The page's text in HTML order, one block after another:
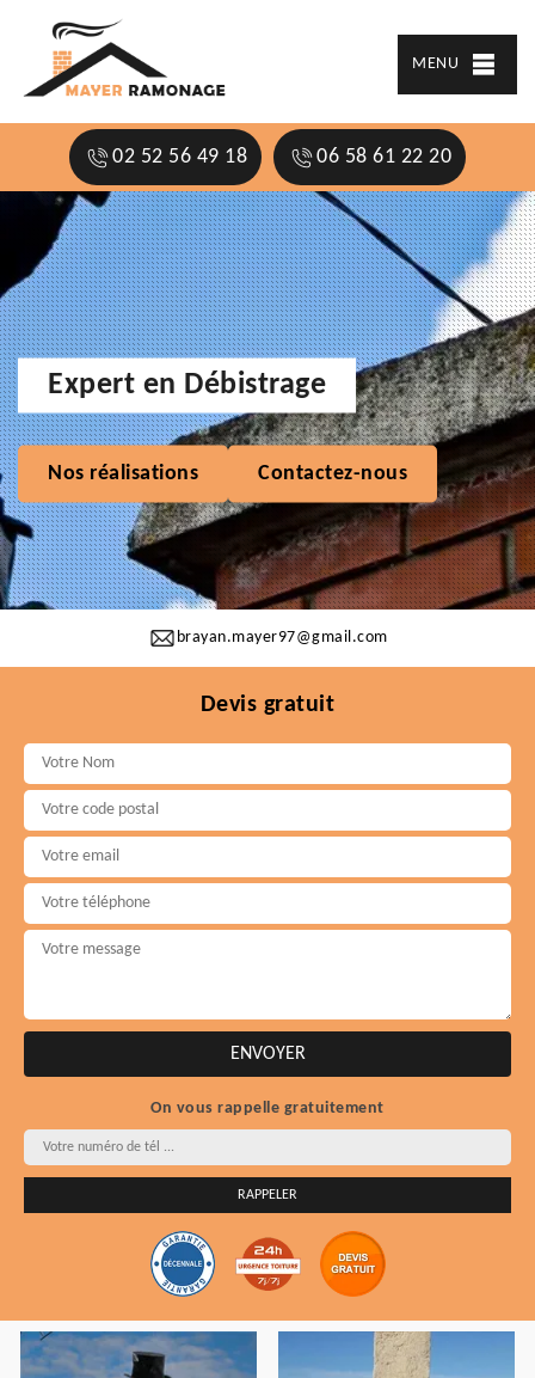
MENU
02 52 56 49 18 06 58 61 22 20
brayan.mayer97@gmail.com
Expert en Débistrage
Nos réalisations Contactez-nous
Devis gratuit
On vous rappelle gratuitement